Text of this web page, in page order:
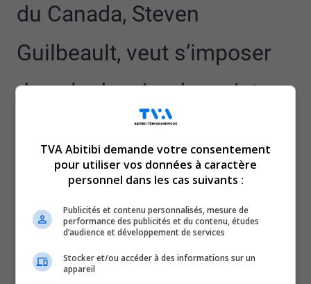
du Canada, Steven
Guilbeault, veut s’imposer
dans le dossier des rejets
d’émission d’arsenic de
l’entreprise.
Pour le ministre, la situation est plus que préoccupante
et il demande à ce que le rapport de pollution de
l’entreprise soit contre-vérifié par Environnement et
Changement climatiques Canada; on veut dresser un
TVA Abitibi demande votre consentement
pour utiliser vos données à caractère
personnel dans les cas suivants :
Publicités et contenu personnalisés, mesure de
performance des publicités et du contenu, études
d’audience et développement de services
Stocker et/ou accéder à des informations sur un
appareil